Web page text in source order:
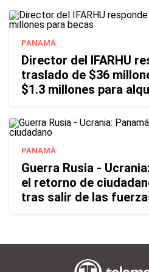
PANAMÁ
Director del IFARHU
traslado de $36
$1.3 millones para
PANAMÁ
Guerra Rusia -
el retorno de
tras salir de las